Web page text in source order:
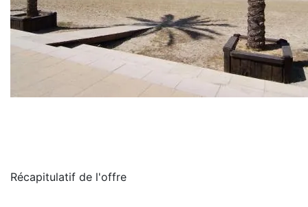
Récapitulatif de l'offre